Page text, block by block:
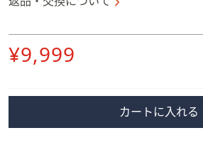
削
¥9,999
カートに入れる